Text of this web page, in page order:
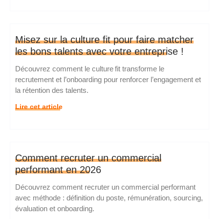
Misez sur la culture fit pour faire matcher
les bons talents avec votre entreprise !
Découvrez comment le culture fit transforme le
recrutement et l’onboarding pour renforcer l’engagement et
la rétention des talents.
Lire cet article
Comment recruter un commercial
performant en 2026
Découvrez comment recruter un commercial performant
avec méthode : définition du poste, rémunération, sourcing,
évaluation et onboarding.